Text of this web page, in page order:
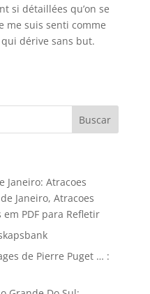
si détaillées qu’on se
me suis senti comme
dérive sans but.
Janeiro: Atracoes
Janeiro, Atracoes
PDF para Refletir
de Pierre Puget … :